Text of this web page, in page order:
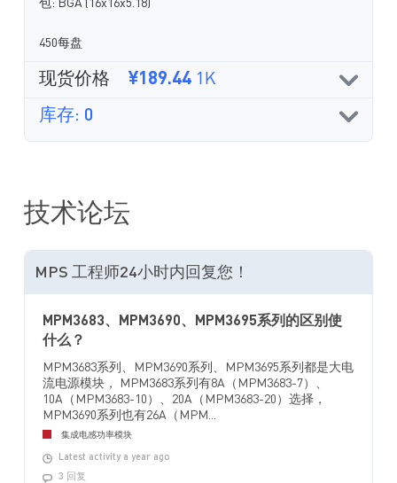
包: BGA (16x16x5.18)
450每盘
现货价格 ¥189.44 1K
库存: 0
技术论坛
MPS 工程师24小时内回复您！
MPM3683、MPM3690、MPM3695系列的区别使
什么？
MPM3683系列、MPM3690系列、MPM3695系列都是大电
流电源模块， MPM3683系列有8A（MPM3683-7）、
10A（MPM3683-10）、20A（MPM3683-20）选择，
MPM3690系列也有26A（MPM...
集成电感功率模块
Latest activity a year ago
3 回复